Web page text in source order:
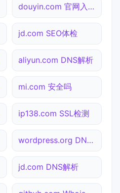
douyin.com 官网入口
jd.com SEO体检
aliyun.com DNS解析
mi.com 安全吗
ip138.com SSL检测
wordpress.org DNS解析
jd.com DNS解析